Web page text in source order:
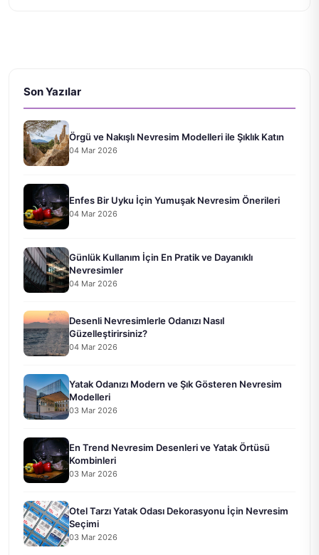
Son Yazılar
Örgü ve Nakışlı Nevresim Modelleri ile Şıklık Katın
04 Mar 2026
Enfes Bir Uyku İçin Yumuşak Nevresim Önerileri
04 Mar 2026
Günlük Kullanım İçin En Pratik ve Dayanıklı
Nevresimler
04 Mar 2026
Desenli Nevresimlerle Odanızı Nasıl
Güzelleştirirsiniz?
04 Mar 2026
Yatak Odanızı Modern ve Şık Gösteren Nevresim
Modelleri
03 Mar 2026
En Trend Nevresim Desenleri ve Yatak Örtüsü
Kombinleri
03 Mar 2026
Otel Tarzı Yatak Odası Dekorasyonu İçin Nevresim
Seçimi
03 Mar 2026